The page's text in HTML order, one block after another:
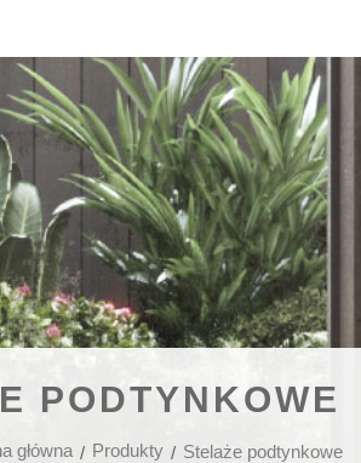
PODTYNKOWE
główna Produkty Stelaże podtynkowe